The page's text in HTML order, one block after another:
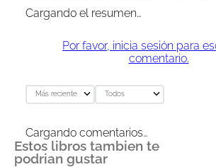
Cargando el resumen…
Por favor, inicia sesión para
comentario.
Más reciente Todos
Cargando comentarios…
Estos libros tambien te
podrian gustar